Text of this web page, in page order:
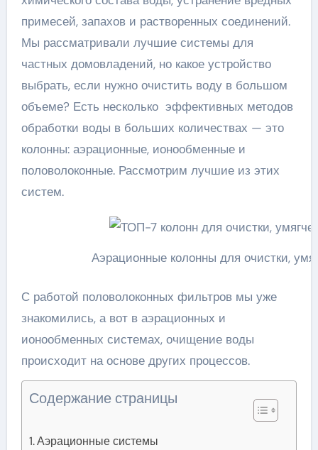
примесей, запахов и растворенных соединений.
Мы рассматривали лучшие системы для
частных домовладений, но какое устройство
выбрать, если нужно очистить воду в большом
объеме? Есть несколько эффективных методов
обработки воды в больших количествах — это
колонны: аэрационные, ионообменные и
половолоконные. Рассмотрим лучшие из этих
систем.
Аэрационные колонны для очистки,
С работой половолоконных фильтров мы уже
знакомились, а вот в аэрационных и
ионообменных системах, очищение воды
происходит на основе других процессов.
Содержание страницы
Аэрационные системы